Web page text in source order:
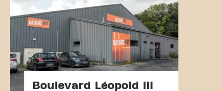
Boulevard Léopold III